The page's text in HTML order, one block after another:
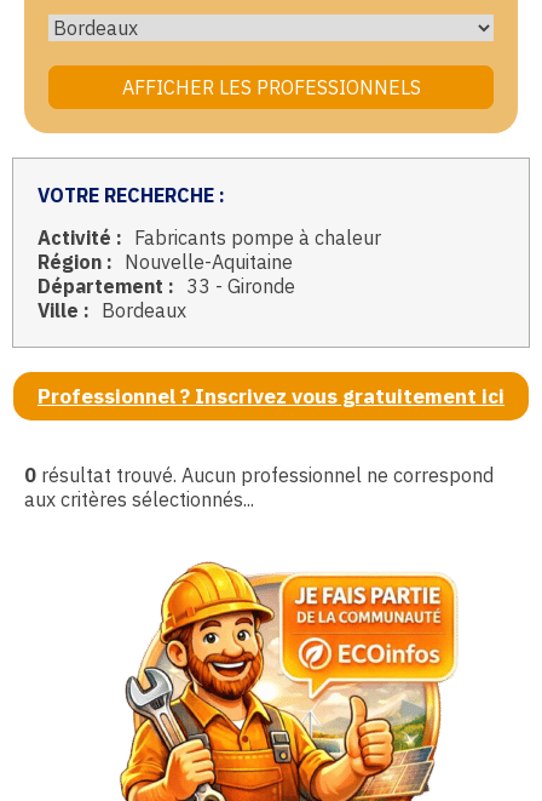
VOTRE RECHERCHE :
Activité : Fabricants pompe à chaleur
Région : Nouvelle-Aquitaine
Département : 33 - Gironde
Ville : Bordeaux
Professionnel ? Inscrivez vous gratuitement ici
0 résultat trouvé. Aucun professionnel ne correspond
aux critères sélectionnés...